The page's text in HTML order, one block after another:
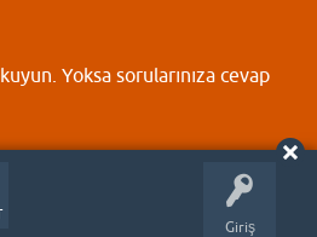
Yoksa sorularınıza cevap
Giriş